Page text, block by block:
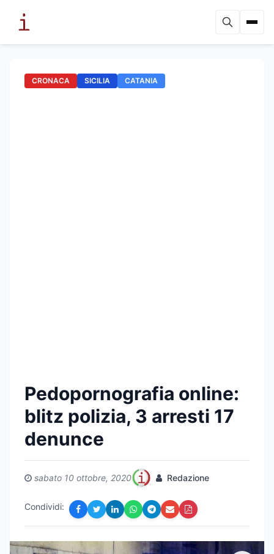
CRONACA SICILIA CATANIA
Pedopornografia online:
blitz polizia, 3 arresti 17
denunce
sabato 10 ottobre, 2020 Redazione
Condividi: